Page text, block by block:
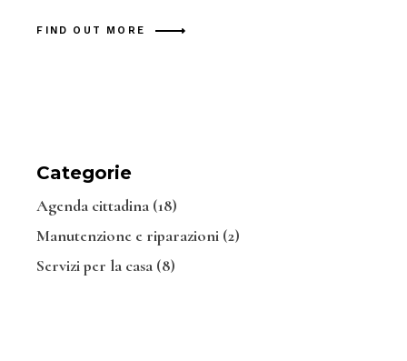
FIND OUT MORE
Categorie
Agenda cittadina (18)
Manutenzione e riparazioni (2)
Servizi per la casa (8)